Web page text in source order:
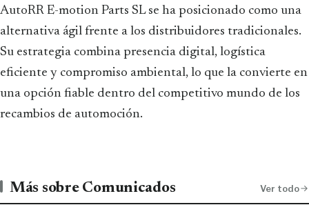
AutoRR E-motion Parts SL se ha posicionado como una
alternativa ágil frente a los distribuidores tradicionales.
Su estrategia combina presencia digital, logística
eficiente y compromiso ambiental, lo que la convierte en
una opción fiable dentro del competitivo mundo de los
recambios de automoción.
Más sobre Comunicados Ver todo